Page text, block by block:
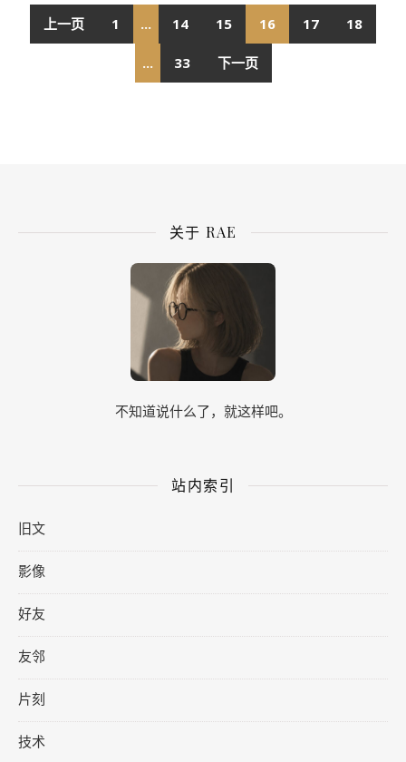
上一页 1 ... 14 15 16 17 18
... 33 下一页
关于 RAE
不知道说什么了，就这样吧。
站内索引
旧文
影像
好友
友邻
片刻
技术